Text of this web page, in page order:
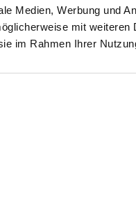
Medien, Werbung und
mit
im Rahmen Ihrer
Bitte kontaktieren
Fahrzeugkauf